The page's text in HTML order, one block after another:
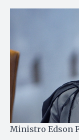
Ministro Edson